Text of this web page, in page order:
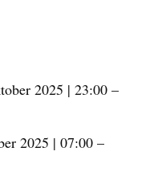
2025 | 23:00 –
2025 | 07:00 –